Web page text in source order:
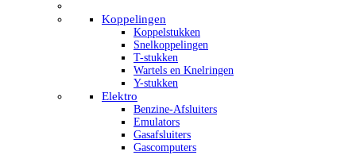
Koppelingen
Koppelstukken
Snelkoppelingen
T-stukken
Wartels en Knelringen
Y-stukken
Elektro
Benzine-Afsluiters
Emulators
Gasafsluiters
Gascomputers